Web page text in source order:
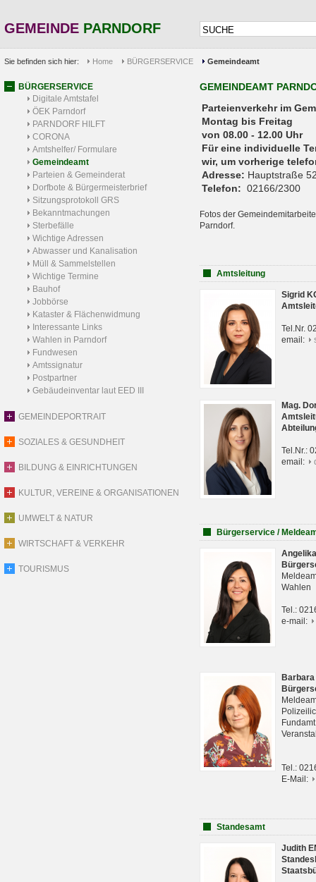
GEMEINDE PARNDORF
Sie befinden sich hier: Home BÜRGERSERVICE Gemeindeamt
BÜRGERSERVICE
Digitale Amtstafel
ÖEK Parndorf
PARNDORF HILFT
CORONA
Amtshelfer/ Formulare
Gemeindeamt
Parteien & Gemeinderat
Dorfbote & Bürgermeisterbrief
Sitzungsprotokoll GRS
Bekanntmachungen
Sterbefälle
Wichtige Adressen
Abwasser und Kanalisation
Müll & Sammelstellen
Wichtige Termine
Bauhof
Jobbörse
Kataster & Flächenwidmung
Interessante Links
Wahlen in Parndorf
Fundwesen
Amtssignatur
Postpartner
Gebäudeinventar laut EED III
GEMEINDEPORTRAIT
SOZIALES & GESUNDHEIT
BILDUNG & EINRICHTUNGEN
KULTUR, VEREINE & ORGANISATIONEN
UMWELT & NATUR
WIRTSCHAFT & VERKEHR
TOURISMUS
GEMEINDEAMT
Parteienverkehr
Montag bis Freitag
von 08.00 - 12.00 Uhr
Für eine individuelle
wir, um vorherige
Adresse: Hauptstraße
Telefon: 02166/2300
Fotos der
Parndorf.
Amtsleitung
Sigrid
Tel.Nr.
email:
Mag.
Tel.Nr.:
email:
Bürgerservice /
Wahlen
Tel.:
e-mail:
Tel.:
E-Mail:
Standesamt
Judith